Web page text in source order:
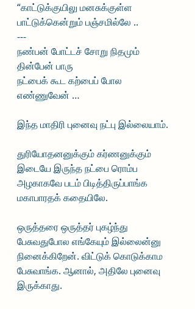
“காட்டுக்குயிலு மனசுக்குள்ள
பாட்டுக்கென்றும் பஞ்சமில்லே ..
---
நண்பன் போட்டச் சோறு நிதமும்
தின்பேன் பாரு
நட்பைக் கூட கற்பைப் போல
எண்ணுவேன் …
இந்த மாதிரி புனைவு நட்பு இல்லையாம்.
துரியோதனனுக்கும் கர்ணனுக்கும்
இடையே இருந்த நட்பை ரொம்ப
அழகாகவே படம் பிடித்திருப்பாங்க
மகாபாரதக் கதையிலே.
ஒருத்தரை ஒருத்தர் புகழ்ந்து
பேசுவதுபோல எங்கேயும் இல்லைன்னு
நினைக்கிறேன். விட்டுக் கொடுக்காம
பேசுவாங்க. ஆனால், அதிலே புனைவு
இருக்காது.